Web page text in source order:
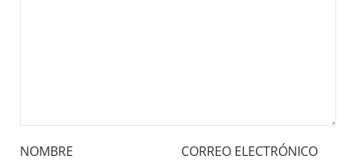
NOMBRE CORREO ELECTRÓNICO